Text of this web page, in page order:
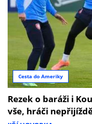
Cesta do Ameriky
Rezek o baráži i
vše, hráči